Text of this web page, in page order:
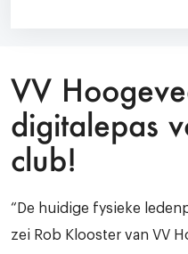
VV
digitalepas
club!
“De huidige fysieke
zei Rob Klooster van VV